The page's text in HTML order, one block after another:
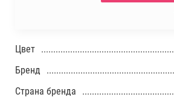
Цвет
Бренд
Страна бренда